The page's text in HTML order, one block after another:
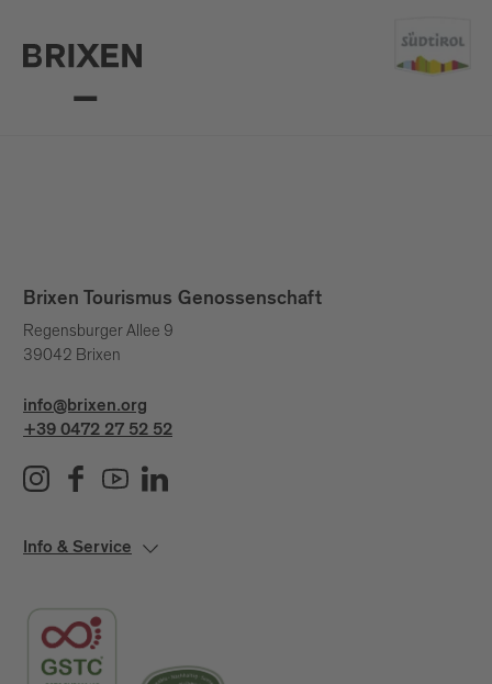
Brixen Tourismus Genossenschaft
Regensburger Allee 9
39042 Brixen
info@brixen.org
+39 0472 27 52 52
Info & Service